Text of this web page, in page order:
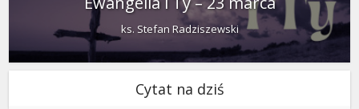
ks. Stefan Radziszewski
Cytat na dziś